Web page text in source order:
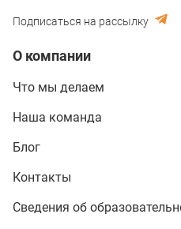
Подписаться на рассылку
О компании
Что мы делаем
Наша команда
Блог
Контакты
Сведения об